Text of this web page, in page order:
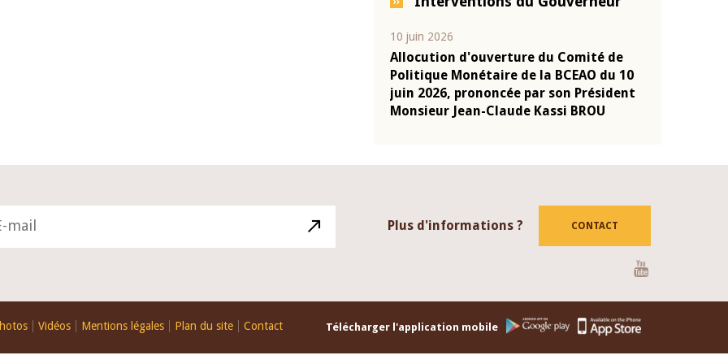
04 mars 2026
Allocution d'ouverture du Comité de
Politique Monétaire de la BCEAO du 4
mars 2026, prononcée par son Président
Monsieur Jean-Claude Kassi BROU
Plus d'informations ? CONTACT
Vidéos Mentions légales Plan du site Contact Télécharger l'application mobile